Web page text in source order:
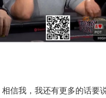
信我，我还有更多的话要